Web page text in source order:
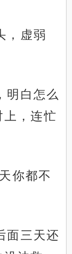
，虚弱
明白怎么
上，连忙
你都不
面三天还